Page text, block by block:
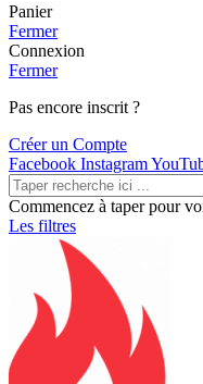
Panier
Fermer
Connexion
Fermer
Pas encore inscrit ?
Créer un Compte
Facebook Instagram
Commencez à taper pour
Les filtres